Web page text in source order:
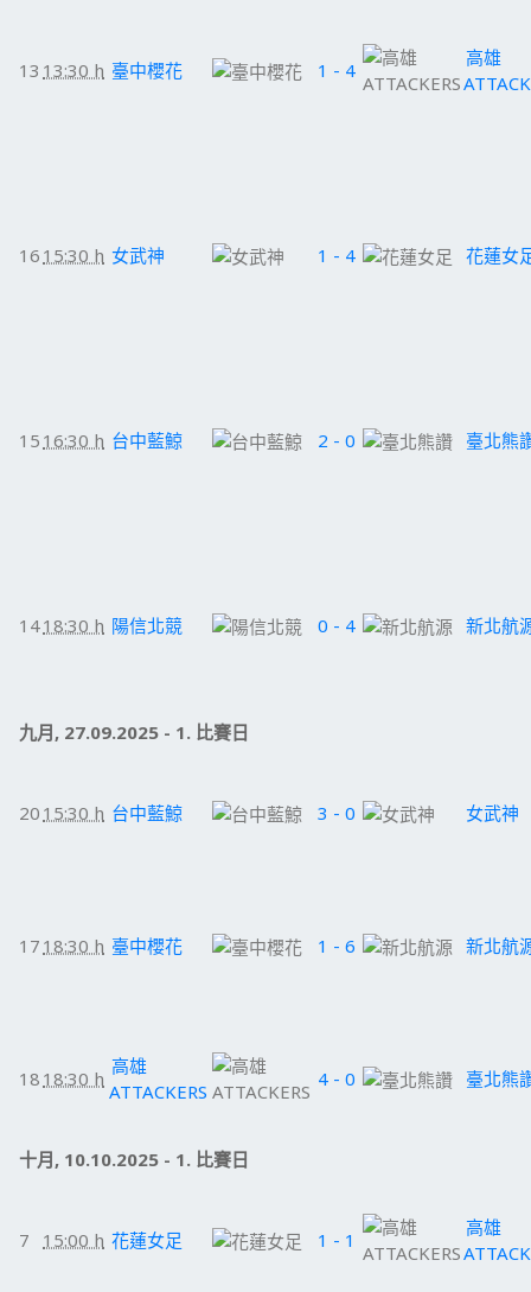
13 13:30 h 臺中櫻花 1 - 4
高雄
16 15:30 h 女武神 1 - 4 花蓮女
15 16:30 h 台中藍鯨 2 - 0 臺北熊
1418:30 h 陽信北競 0 - 4 新北航
九月, 27.09.2025 - 1. 比賽日
20 15:30 h 台中藍鯨 3 - 0 女武神
17 18:30 h 臺中櫻花 1 - 6 新北航
18 18:30 h
高雄
ATTACKERS
4 - 0 臺北熊
十月, 10.10.2025 - 1. 比賽日
7 15:00 h 花蓮女足 1 - 1
高雄